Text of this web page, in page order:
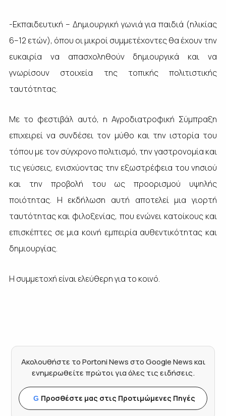
-Εκπαιδευτική – Δημιουργική γωνιά για παιδιά (ηλικίας
6–12 ετών), όπου οι μικροί συμμετέχοντες θα έχουν την
ευκαιρία να απασχοληθούν δημιουργικά και να
γνωρίσουν στοιχεία της τοπικής πολιτιστικής
ταυτότητας.
Με το φεστιβάλ αυτό, η Αγροδιατροφική Σύμπραξη
επιχειρεί να συνδέσει τον μύθο και την ιστορία του
τόπου με τον σύγχρονο πολιτισμό, την γαστρονομία και
τις γεύσεις, ενισχύοντας την εξωστρέφεια του νησιού
και την προβολή του ως προορισμού υψηλής
ποιότητας. Η εκδήλωση αυτή αποτελεί μια γιορτή
ταυτότητας και φιλοξενίας, που ενώνει κατοίκους και
επισκέπτες σε μια κοινή εμπειρία αυθεντικότητας και
δημιουργίας.
Η συμμετοχή είναι ελεύθερη για το κοινό.
Ακολουθήστε το Portoni News στο Google News και
ενημερωθείτε πρώτοι για όλες τις ειδήσεις.
G Προσθέστε μας στις Προτιμώμενες Πηγές